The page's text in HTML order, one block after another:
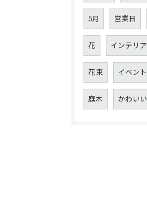
5月 営業日
花 インテリア
花束 イベント
庭木 かわいい